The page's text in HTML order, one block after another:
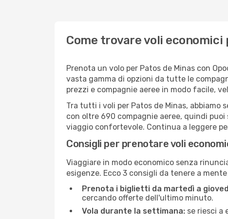
Come trovare voli economici
Prenota un volo per Patos de Minas con
vasta gamma di opzioni da tutte le
prezzi e compagnie aeree in modo facile,
Tra tutti i voli per Patos de Minas, abbiamo
con oltre 690 compagnie aeree, quindi
viaggio confortevole. Continua a leggere
Consigli per prenotare voli
Viaggiare in modo economico senza
esigenze. Ecco 3 consigli da tenere a
Prenota i biglietti da martedì a
cercando offerte dell'ultimo minuto.
Vola durante la settimana: se riesci a